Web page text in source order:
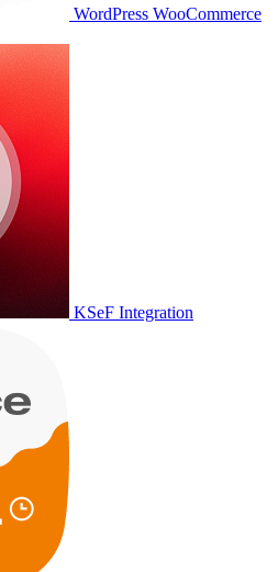
WordPress WooCommerce
KSeF Integration